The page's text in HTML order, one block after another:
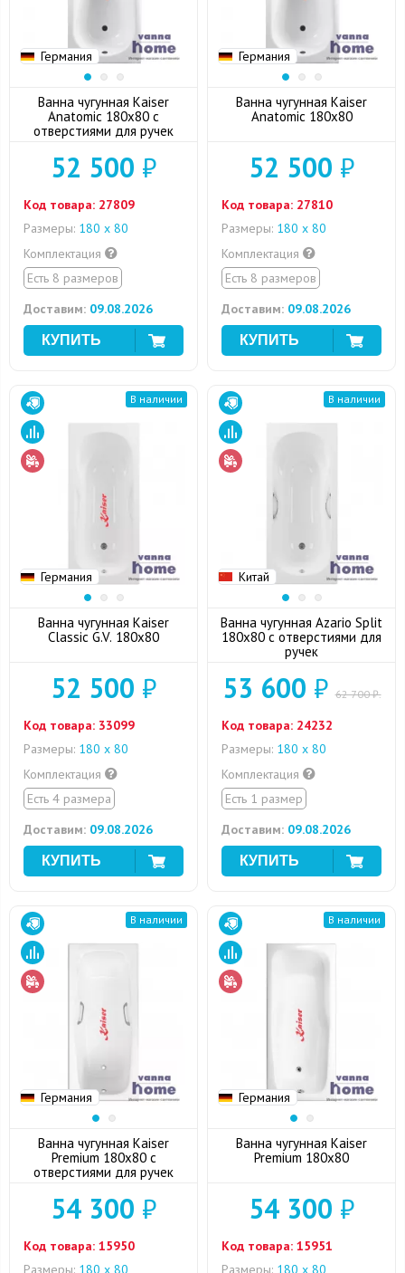
Германия
Ванна чугунная Kaiser
Anatomic 180x80 с
отверстиями для ручек
52 500 ₽
Код товара: 27809
Размеры: 180 x 80
Комплектация
Есть 8 размеров
Доставим: 09.08.2026
Германия
Ванна чугунная Kaiser
Anatomic 180x80
52 500 ₽
Код товара: 27810
Размеры: 180 x 80
Комплектация
Есть 8 размеров
Доставим: 09.08.2026
Германия
В наличии
Ванна чугунная Kaiser
Classic G.V. 180x80
52 500 ₽
Код товара: 33099
Размеры: 180 x 80
Комплектация
Есть 4 размера
Доставим: 09.08.2026
Китай
В наличии
Ванна чугунная Azario Split
180x80 с отверстиями для
ручек
53 600 ₽62 700 ₽.
Код товара: 24232
Размеры: 180 x 80
Комплектация
Есть 1 размер
Доставим: 09.08.2026
Германия
В наличии
Ванна чугунная Kaiser
Premium 180x80 с
отверстиями для ручек
54 300 ₽
Код товара: 15950
Размеры: 180 x 80
Германия
В наличии
Ванна чугунная Kaiser
Premium 180x80
54 300 ₽
Код товара: 15951
Размеры: 180 x 80